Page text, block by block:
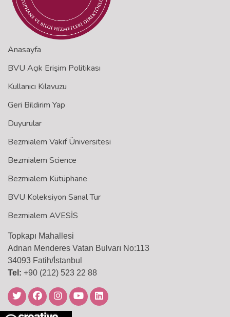
Anasayfa
BVU Açık Erişim Politikası
Kullanıcı Kılavuzu
Geri Bildirim Yap
Duyurular
Bezmialem Vakıf Üniversitesi
Bezmialem Science
Bezmialem Kütüphane
BVU Koleksiyon Sanal Tur
Bezmialem AVESİS
Topkapı Mahallesi
Adnan Menderes Vatan Bulvarı No:113
34093 Fatih/İstanbul
Tel: +90 (212) 523 22 88